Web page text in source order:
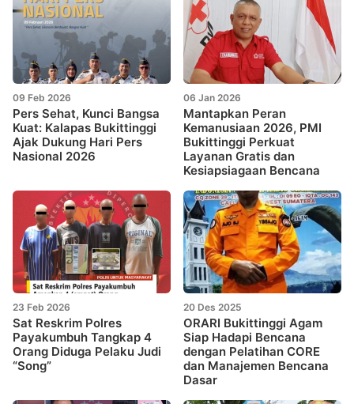
09 Feb 2026
Pers Sehat, Kunci Bangsa
Kuat: Kalapas Bukittinggi
Ajak Dukung Hari Pers
Nasional 2026
06 Jan 2026
Mantapkan Peran
Kemanusiaan 2026, PMI
Bukittinggi Perkuat
Layanan Gratis dan
Kesiapsiagaan Bencana
23 Feb 2026
Sat Reskrim Polres
Payakumbuh Tangkap 4
Orang Diduga Pelaku Judi
“Song”
20 Des 2025
ORARI Bukittinggi Agam
Siap Hadapi Bencana
dengan Pelatihan CORE
dan Manajemen Bencana
Dasar